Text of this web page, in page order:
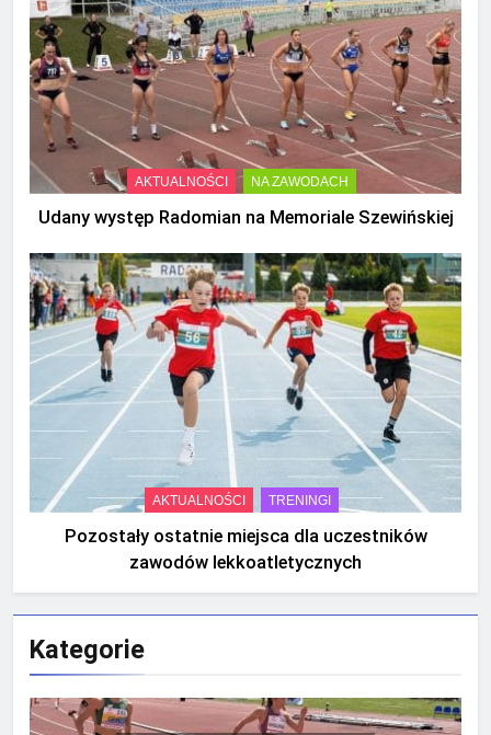
AKTUALNOŚCI NA ZAWODACH
Udany występ Radomian na Memoriale Szewińskiej
AKTUALNOŚCI TRENINGI
Pozostały ostatnie miejsca dla uczestników
zawodów lekkoatletycznych
Kategorie